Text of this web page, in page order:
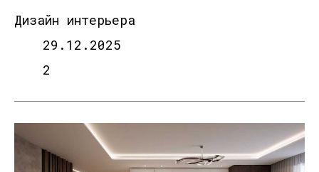
Дизайн интерьера
29.12.2025
2